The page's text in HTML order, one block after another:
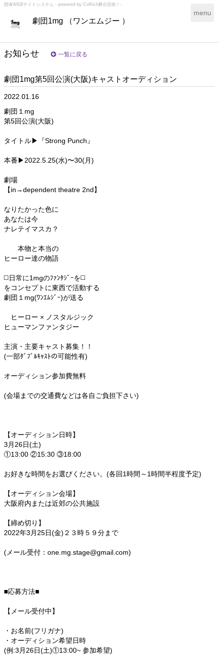
団体WEBサイトシステム - powered by CoRich舞台芸術！-
劇団1mg （ワンエムジー ）
T
g
menu
お知らせ 一覧に戻る
劇団1mg第5回公演(大阪)キャストオーディション
2022.01.16
劇団１mg
第5回公演(大阪)
タイトル▶︎『Strong Punch』
本番▶︎2022.5.25(水)〜30(月)
劇場
【in→dependent theatre 2nd】
なりたかった色に
あなたは今
ナレテイマスカ？
本物と本当の
ヒーロー達の物語
◻️日常に1mgのﾌｧﾝﾀｼﾞｰを◻️
をコンセプトに東西で活動する
劇団１mg(ﾜﾝｴﾑｼﾞｰ)が送る
ヒーロー × ノスタルジック
ヒューマンファンタジー
主演・主要キャスト募集！！
(一部ﾀﾞﾌﾞﾙｷｬｽﾄの可能性有)
オーディション参加費無料
(会場までの交通費などは各自ご負担下さい)
【オーディション日時】
3月26日(土)
①13:00 ②15:30 ③18:00
お好きな時間をお選びください。(各回1時間～1時間半程度予定)
【オーディション会場】
大阪府内または近郊の公共施設
【締め切り】
2022年3月25日(金)２３時５９分まで
(メール受付：one.mg.stage@gmail.com)
■応募方法■
【メール受付中】
・お名前(フリガナ)
・オーディション希望日時
(例:3月26日(土)①13:00~ 参加希望)